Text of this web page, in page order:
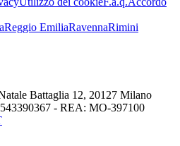
Reggio EmiliaRavennaRimini
Battaglia 12, 20127 Milano
- REA: MO-397100